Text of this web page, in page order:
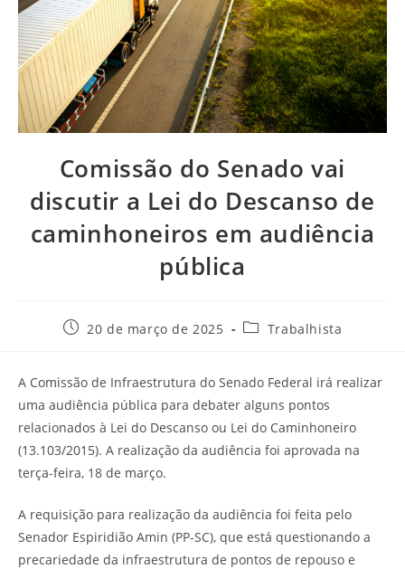
Comissão do Senado vai
discutir a Lei do Descanso de
caminhoneiros em audiência
pública
20 de março de 2025 Trabalhista
A Comissão de Infraestrutura do Senado Federal irá realizar
uma audiência pública para debater alguns pontos
relacionados à Lei do Descanso ou Lei do Caminhoneiro
(13.103/2015). A realização da audiência foi aprovada na
terça-feira, 18 de março.
A requisição para realização da audiência foi feita pelo
Senador Espiridião Amin (PP-SC), que está questionando a
precariedade da infraestrutura de pontos de repouso e